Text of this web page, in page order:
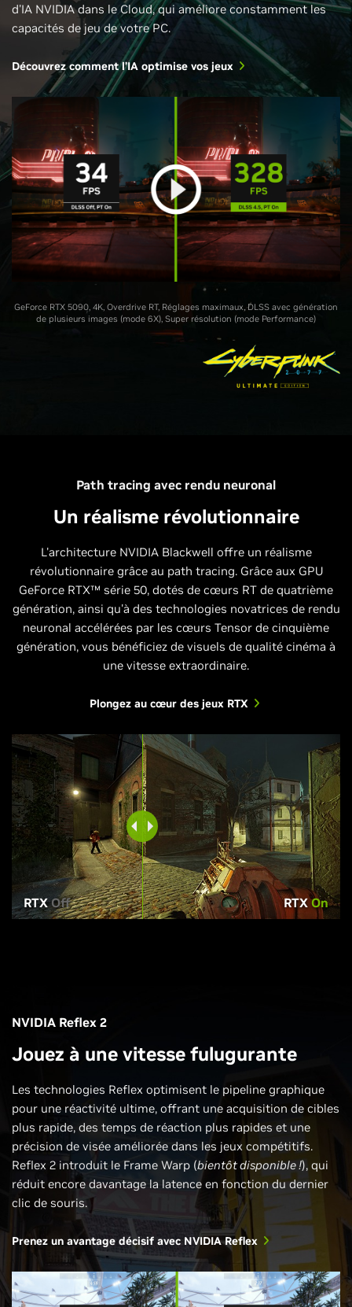
d'IA NVIDIA dans le Cloud, qui améliore constamment les
capacités de jeu de votre PC.
Découvrez comment l’IA optimise vos jeux
GeForce RTX 5090, 4K, Overdrive RT, Réglages maximaux, DLSS avec génération
de plusieurs images (mode 6X), Super résolution (mode Performance)
Path tracing avec rendu neuronal
Un réalisme révolutionnaire
L'architecture NVIDIA Blackwell offre un réalisme
révolutionnaire grâce au path tracing. Grâce aux GPU
GeForce RTX™ série 50, dotés de cœurs RT de quatrième
génération, ainsi qu'à des technologies novatrices de rendu
neuronal accélérées par les cœurs Tensor de cinquième
génération, vous bénéficiez de visuels de qualité cinéma à
une vitesse extraordinaire.
Plongez au cœur des jeux RTX
RTXOff RTXOn
NVIDIA Reflex 2
Jouez à une vitesse fulugurante
Les technologies Reflex optimisent le pipeline graphique
pour une réactivité ultime, offrant une acquisition de cibles
plus rapide, des temps de réaction plus rapides et une
précision de visée améliorée dans les jeux compétitifs.
Reflex 2 introduit le Frame Warp (bientôt disponible !), qui
réduit encore davantage la latence en fonction du dernier
clic de souris.
Prenez un avantage décisif avec NVIDIA Reflex